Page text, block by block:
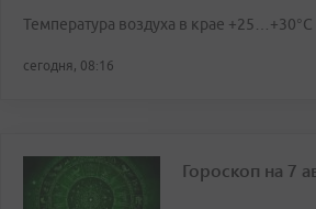
Температура воздуха в крае +25…+30°C
сегодня, 08:16
Гороскоп на 7